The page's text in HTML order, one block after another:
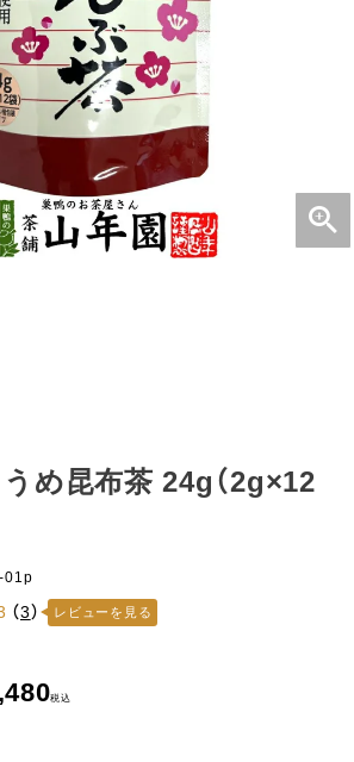
め昆布茶 24g（2g×12
01p
（3） レビューを見る
税込